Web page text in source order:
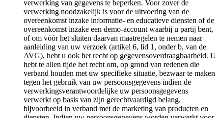
verwerking van gegevens te beperken. Voor zover de
verwerking noodzakelijk is voor de uitvoering van de
overeenkomst inzake informatie- en educatieve diensten of de
overeenkomst inzake een demo-account waarbij u partij bent,
of om vóór het sluiten daarvan maatregelen te nemen naar
aanleiding van uw verzoek (artikel 6, lid 1, onder b, van de
AVG), hebt u ook het recht op gegevensoverdraagbaarheid. U
hebt te allen tijde het recht om, op grond van redenen die
verband houden met uw specifieke situatie, bezwaar te maken
tegen het gebruik van uw persoonsgegevens indien de
verwerkingsverantwoordelijke uw persoonsgegevens
verwerkt op basis van zijn gerechtvaardigd belang,
bijvoorbeeld in verband met de marketing van producten en